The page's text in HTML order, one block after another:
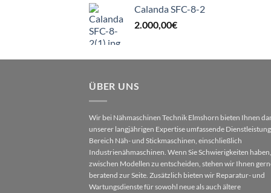
Calanda SFC-8-2
2.000,00€
ÜBER UNS
Wir bei Nähmaschinen Technik Elmshorn bieten Ihnen
unserer langjährigen Expertise umfassende
Bereich Näh- und Stickmaschinen, einschließlich
Industrienähmaschinen. Wenn Sie Schwierigkeiten
zwischen Modellen zu entscheiden, stehen wir Ihnen
beratend zur Seite. Zusätzlich bieten wir Reparatur- und
Wartungsdienste für sowohl neue als auch ältere